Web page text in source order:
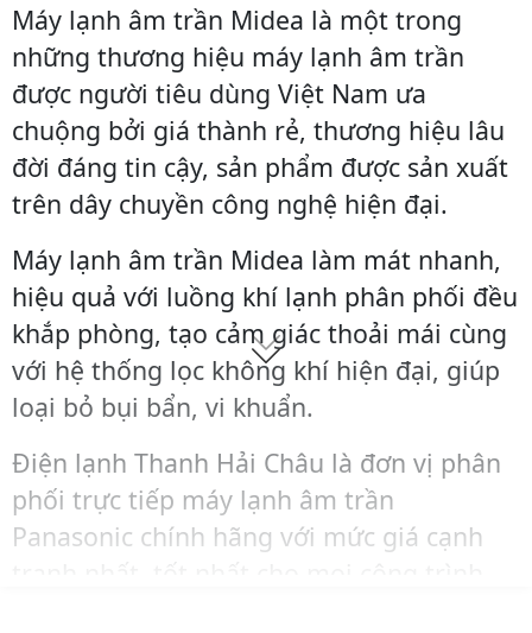
Máy lạnh âm trần Midea là một trong
những thương hiệu máy lạnh âm trần
được người tiêu dùng Việt Nam ưa
chuộng bởi giá thành rẻ, thương hiệu lâu
đời đáng tin cậy, sản phẩm được sản xuất
trên dây chuyền công nghệ hiện đại.
Máy lạnh âm trần Midea làm mát nhanh,
hiệu quả với luồng khí lạnh phân phối đều
khắp phòng, tạo cảm giác thoải mái cùng
với hệ thống lọc không khí hiện đại, giúp
loại bỏ bụi bẩn, vi khuẩn.
Điện lạnh Thanh Hải Châu là đơn vị phân
phối trực tiếp máy lạnh âm trần
Panasonic chính hãng với mức giá cạnh